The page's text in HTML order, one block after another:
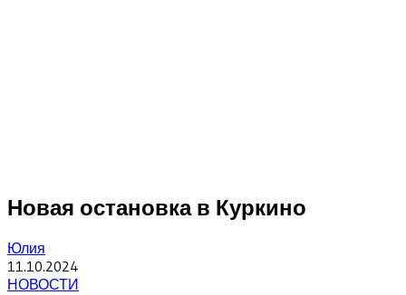
Новая остановка в Куркино
Юлия
11.10.2024
НОВОСТИ